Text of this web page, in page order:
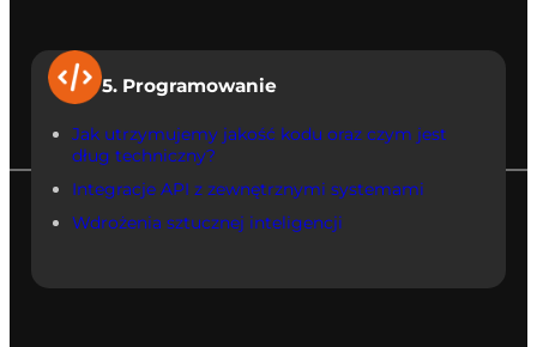
5. Programowanie
Jak utrzymujemy jakość kodu oraz czym jest
dług techniczny?
Integracje API z zewnętrznymi systemami
Wdrożenia sztucznej inteligencji